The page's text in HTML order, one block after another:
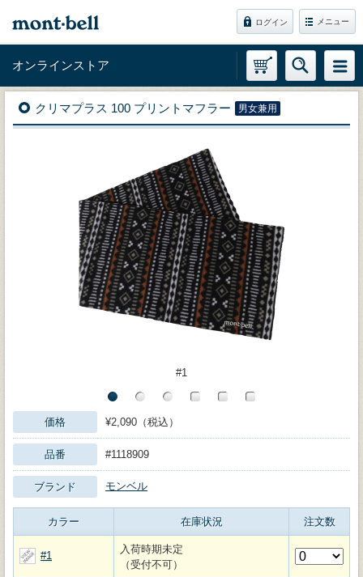
ログイン メニュー
オンラインストア
クリマプラス 100 プリントマフラー 男女兼用
#1
価格 ¥2,090（税込）
品番 #1118909
ブランド モンベル
カラー 在庫状況 注文数
#1
入荷時期未定
（受付不可）